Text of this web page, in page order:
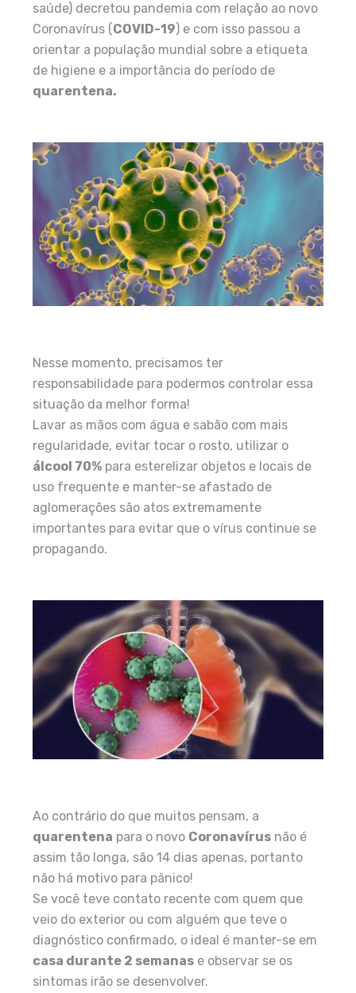
saúde) decretou pandemia com relação ao novo
Coronavírus ( COVID-19) e com isso passou a
orientar a população mundial sobre a etiqueta
de higiene e a importância do período de
quarentena.
Nesse momento, precisamos ter
responsabilidade para podermos controlar essa
situação da melhor forma!
Lavar as mãos com água e sabão com mais
regularidade, evitar tocar o rosto, utilizar o
álcool 70% para esterelizar objetos e locais de
uso frequente e manter-se afastado de
aglomerações são atos extremamente
importantes para evitar que o vírus continue se
propagando.
Ao contrário do que muitos pensam, a
quarentena para o novo Coronavírus não é
assim tão longa, são 14 dias apenas, portanto
não há motivo para pânico!
Se você teve contato recente com quem que
veio do exterior ou com alguém que teve o
diagnóstico confirmado, o ideal é manter-se em
casa durante 2 semanas e observar se os
sintomas irão se desenvolver.